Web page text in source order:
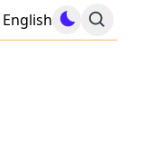
English